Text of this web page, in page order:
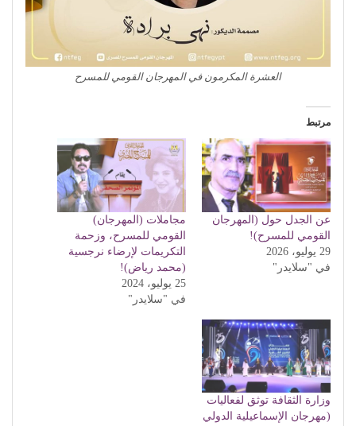
العشرة المكرمون في المهرجان القومي للمسرح
مرتبط
عن الجدل حول (المهرجان
القومي للمسرح)!
29 يوليو، 2026
في "سلايدر"
مجاملات (المهرجان)
القومي للمسرح، وزحمة
التكريمات لإرضاء نرجسية
(محمد رياض)!
25 يوليو، 2024
في "سلايدر"
وزارة الثقافة توثق لفعاليات
(مهرجان الإسماعيلية الدولي